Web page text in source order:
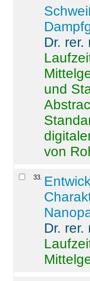
Dr.
und
von
33.
Dr.